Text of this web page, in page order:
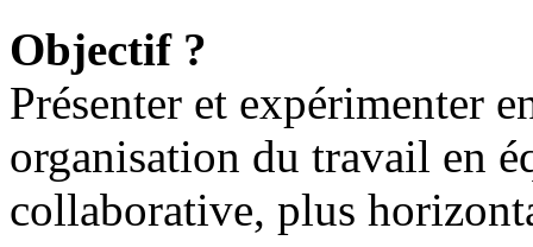
Objectif ?
Présenter et expérimenter
organisation du travail en
collaborative, plus